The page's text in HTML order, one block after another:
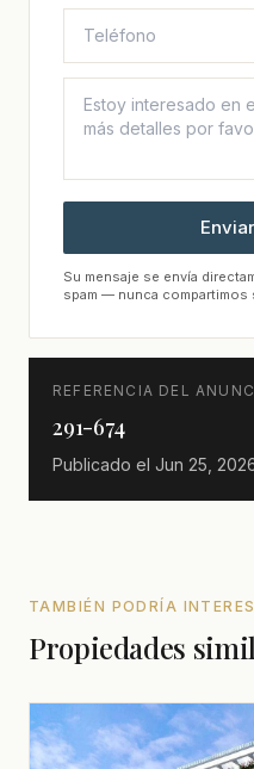
Su mensaje se envía
spam — nunca
REFERENCIA DEL
291-674
Publicado el Jun 25,
TAMBIÉN PODRÍA
Propiedades